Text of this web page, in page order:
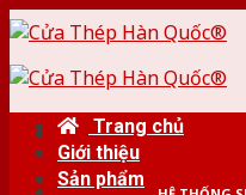
Skip
content
Trang chủ
Giới thiệu
Sản phẩm